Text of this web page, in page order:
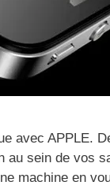
avec APPLE.
au sein de vos
machine en